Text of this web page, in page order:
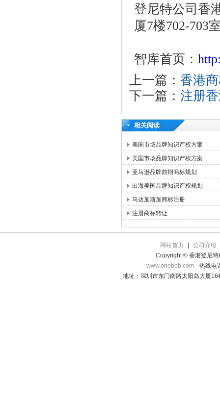
登尼特公司香
厦7楼702-703
智库首页：
上一篇： 香港
下一篇： 注册
相关阅读
美国市场品牌知识产权方案
美国市场品牌知识产权方案
亚马逊品牌前期商标规划
出海美国品牌知识产权规划
马达加斯加商标注册
注册商标转让
网站首页
公司介绍
Copyright © 香港登尼特
www.onobbb.com
热线电
地址：深圳市东门南路太阳岛大厦